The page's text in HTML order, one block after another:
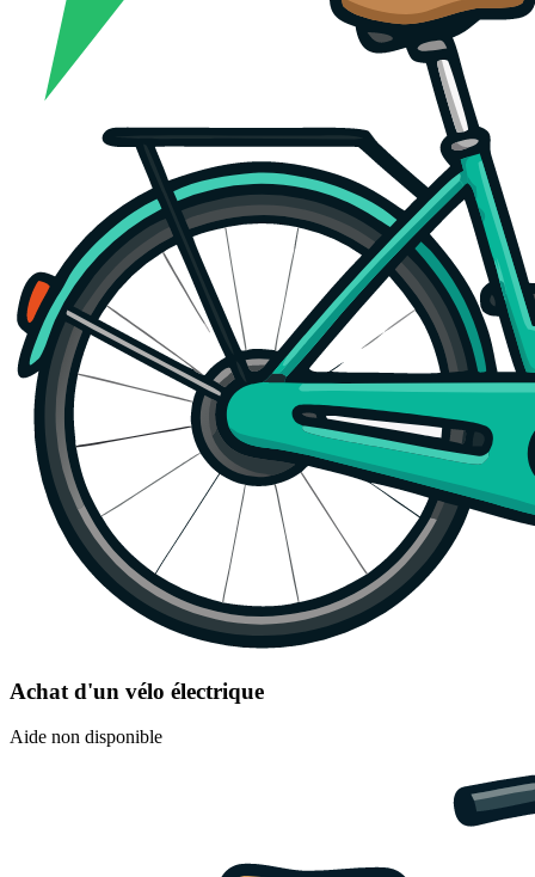
Achat d'un vélo électrique
Aide non disponible